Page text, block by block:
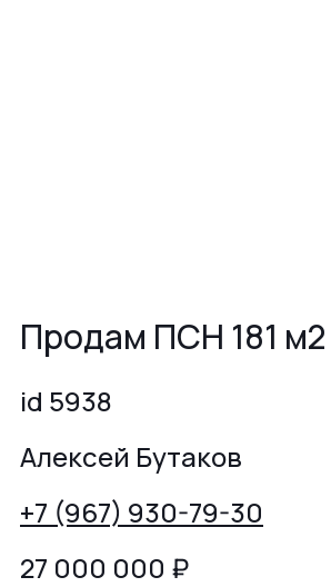
Продам ПСН 181 м2
id 5938
Алексей Бутаков
+7 (967) 930-79-30
27 000 000 ₽